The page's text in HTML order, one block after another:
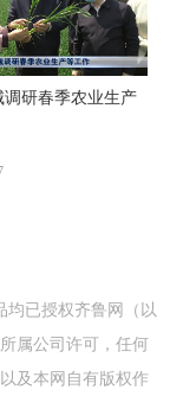
调研春季农业生产
均已授权齐鲁网（以
属公司许可，任何
及本网自有版权作